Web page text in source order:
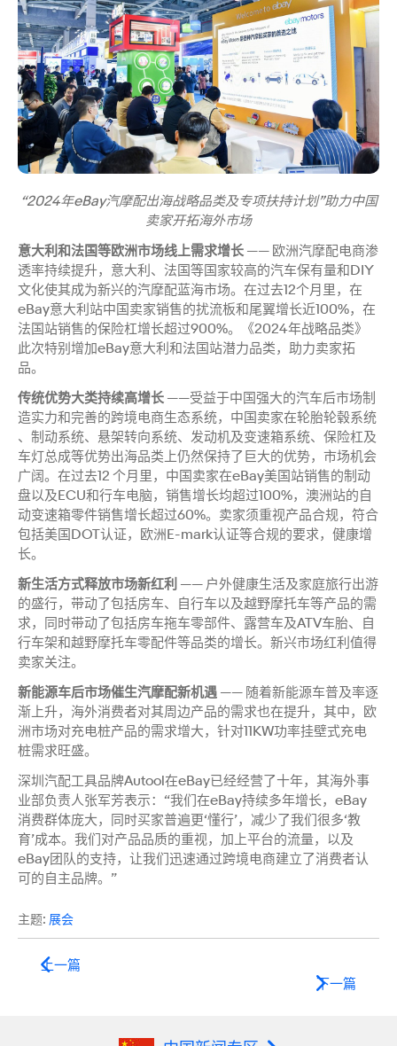
“2024年eBay汽摩配出海战略品类及专项扶持计划”助力中国
卖家开拓海外市场
意大利和法国等欧洲市场线上需求增长 —— 欧洲汽摩配电商渗
透率持续提升，意大利、法国等国家较高的汽车保有量和DIY
文化使其成为新兴的汽摩配蓝海市场。在过去12个月里，在
eBay意大利站中国卖家销售的扰流板和尾翼增长近100%，在
法国站销售的保险杠增长超过900%。《2024年战略品类》
此次特别增加eBay意大利和法国站潜力品类，助力卖家拓
品。
传统优势大类持续高增长 ——受益于中国强大的汽车后市场制
造实力和完善的跨境电商生态系统，中国卖家在轮胎轮毂系统
、制动系统、悬架转向系统、发动机及变速箱系统、保险杠及
车灯总成等优势出海品类上仍然保持了巨大的优势，市场机会
广阔。在过去12 个月里，中国卖家在eBay美国站销售的制动
盘以及ECU和行车电脑，销售增长均超过100%，澳洲站的自
动变速箱零件销售增长超过60%。卖家须重视产品合规，符合
包括美国DOT认证，欧洲E-mark认证等合规的要求，健康增
长。
新生活方式释放市场新红利 —— 户外健康生活及家庭旅行出游
的盛行，带动了包括房车、自行车以及越野摩托车等产品的需
求，同时带动了包括房车拖车零部件、露营车及ATV车胎、自
行车架和越野摩托车零配件等品类的增长。新兴市场红利值得
卖家关注。
新能源车后市场催生汽摩配新机遇 —— 随着新能源车普及率逐
渐上升，海外消费者对其周边产品的需求也在提升，其中，欧
洲市场对充电桩产品的需求增大，针对11KW功率挂壁式充电
桩需求旺盛。
深圳汽配工具品牌Autool在eBay已经经营了十年，其海外事
业部负责人张军芳表示：“我们在eBay持续多年增长，eBay
消费群体庞大，同时买家普遍更‘懂行’，减少了我们很多‘教
育’成本。我们对产品品质的重视，加上平台的流量，以及
eBay团队的支持，让我们迅速通过跨境电商建立了消费者认
可的自主品牌。”
主题: 展会
上一篇
下一篇